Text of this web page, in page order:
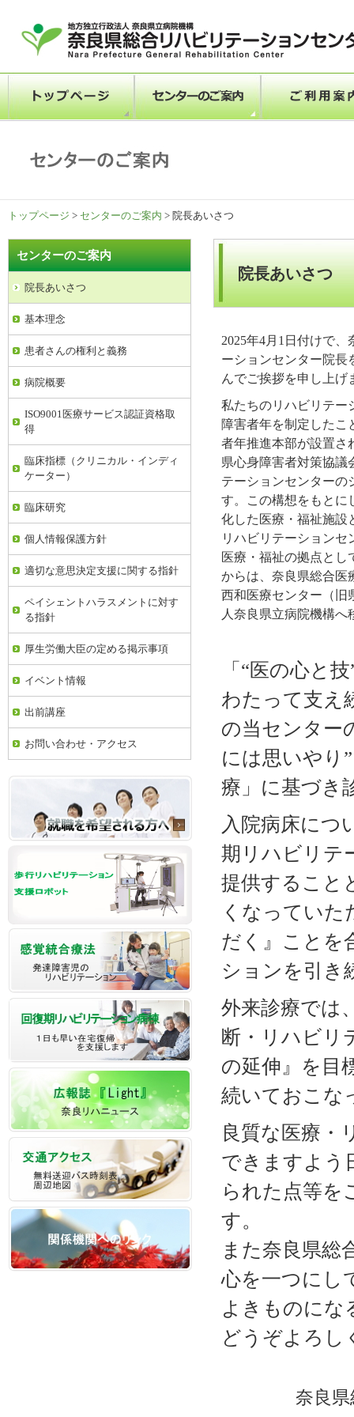
トップページ > センターのご案内 > 院長あいさつ
院長あいさつ
2025年4月1日付けで
ーションセンター院長
んでご挨拶を申し上げ
私たちのリハビリテー
障害者年を制定したこ
者年推進本部が設置さ
県心身障害者対策協議
テーションセンターの
す。この構想をもとに
化した医療・福祉施設
リハビリテーション
医療・福祉の拠点とし
からは、奈良県総合医
西和医療センター（旧
人奈良県立病院機構
「“医の心と
わたって支え
の当センター
には思いやり
療」に基づき
入院病床につ
期リハビリテ
提供すること
くなっていた
だく』ことを
ションを引き
外来診療では
断・リハビリ
の延伸』を目
続いておこな
良質な医療・
できますよう
られた点等を
す。
また奈良県総
心を一つにし
よきものにな
どうぞよろし
奈良
センターのご案内
院長あいさつ
基本理念
患者さんの権利と義務
病院概要
ISO9001医療サービス認証資格取
得
臨床指標（クリニカル・インディ
ケーター）
臨床研究
個人情報保護方針
適切な意思決定支援に関する指針
ペイシェントハラスメントに対す
る指針
厚生労働大臣の定める掲示事項
イベント情報
出前講座
お問い合わせ・アクセス